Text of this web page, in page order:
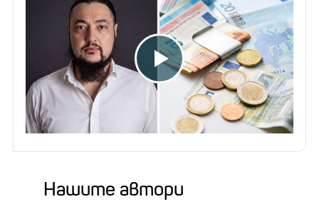
Нашите автори